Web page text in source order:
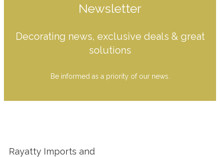
Newsletter
Decorating news, exclusive deals & great
solutions
Be informed as a priority of our news.
Rayatty Imports and